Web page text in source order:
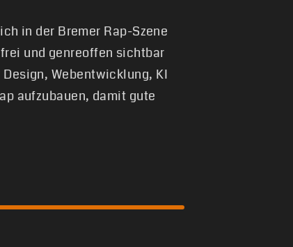
in der Bremer Rap-Szene
und genreoffen sichtbar
Webentwicklung, KI
aufzubauen, damit gute